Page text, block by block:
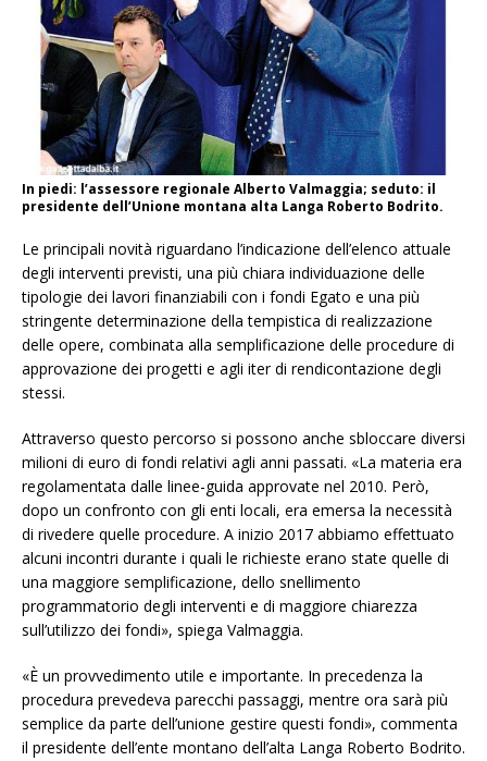
In piedi: l’assessore regionale Alberto Valmaggia; seduto: il
presidente dell’Unione montana alta Langa Roberto Bodrito.
Le principali novità riguardano l’indicazione dell’elenco attuale
degli interventi previsti, una più chiara individuazione delle
tipologie dei lavori finanziabili con i fondi Egato e una più
stringente determinazione della tempistica di realizzazione
delle opere, combinata alla semplificazione delle procedure di
approvazione dei progetti e agli iter di rendicontazione degli
stessi.
Attraverso questo percorso si possono anche sbloccare diversi
milioni di euro di fondi relativi agli anni passati. «La materia era
regolamentata dalle linee-guida approvate nel 2010. Però,
dopo un confronto con gli enti locali, era emersa la necessità
di rivedere quelle procedure. A inizio 2017 abbiamo effettuato
alcuni incontri durante i quali le richieste erano state quelle di
una maggiore semplificazione, dello snellimento
programmatorio degli interventi e di maggiore chiarezza
sull’utilizzo dei fondi», spiega Valmaggia.
«È un provvedimento utile e importante. In precedenza la
procedura prevedeva parecchi passaggi, mentre ora sarà più
semplice da parte dell’unione gestire questi fondi», commenta
il presidente dell’ente montano dell’alta Langa Roberto Bodrito.